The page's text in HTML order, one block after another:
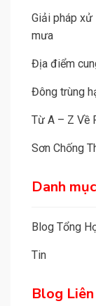
i
v
:
Giải pháp xử
mưa
Địa điểm
Đông trùng
Từ A – Z Về
Sơn Chống
Danh mục
Blog Tổng
Tin
Blog